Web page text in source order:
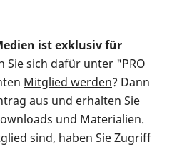
ist exklusiv für
Sie sich dafür unter "PRO
Mitglied werden? Dann
aus und erhalten Sie
und Materialien.
sind, haben Sie Zugriff